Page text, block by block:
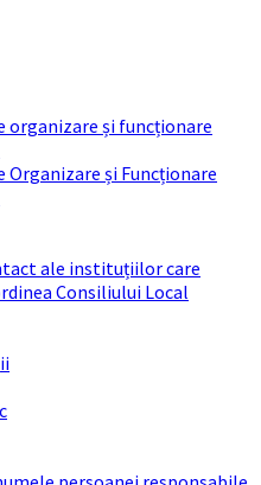
organizare și funcționare
Organizare și Funcționare
ale instituțiilor care
Consiliului Local